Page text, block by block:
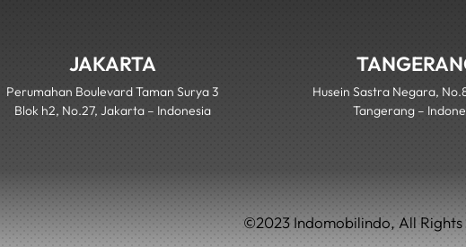
JAKARTA
Perumahan Boulevard Taman Surya 3
Blok h2, No.27, Jakarta – Indonesia
Husein Sastra Negara,
Tangerang –
©2023Indomobilindo, All